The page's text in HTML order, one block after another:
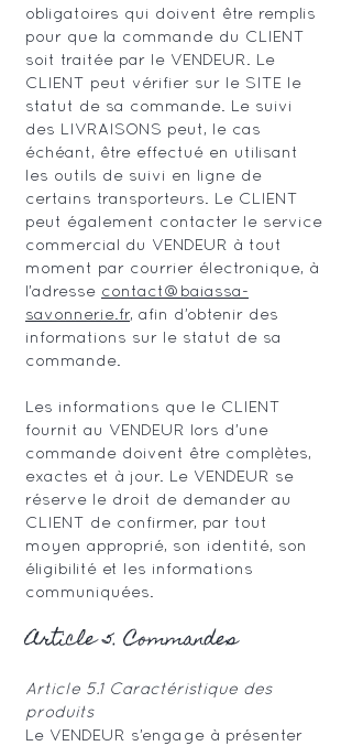
obligatoires qui doivent être remplis
pour que la commande du CLIENT
soit traitée par le VENDEUR. Le
CLIENT peut vérifier sur le SITE le
statut de sa commande. Le suivi
des LIVRAISONS peut, le cas
échéant, être effectué en utilisant
les outils de suivi en ligne de
certains transporteurs. Le CLIENT
peut également contacter le service
commercial du VENDEUR à tout
moment par courrier électronique, à
l’adresse contact@baiassa-
savonnerie.fr, afin d’obtenir des
informations sur le statut de sa
commande.
Les informations que le CLIENT
fournit au VENDEUR lors d’une
commande doivent être complètes,
exactes et à jour. Le VENDEUR se
réserve le droit de demander au
CLIENT de confirmer, par tout
moyen approprié, son identité, son
éligibilité et les informations
communiquées.
Article 5. Commandes
Article 5.1 Caractéristique des
produits
Le VENDEUR s’engage à présenter